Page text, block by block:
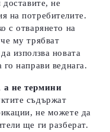
не
на потребителите.
с отварянето на
му трябват
използва новата
направи веднага.
а не термини
съдържат
не можете да
ще ги разберат.